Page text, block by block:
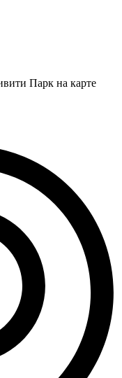
Парк на карте